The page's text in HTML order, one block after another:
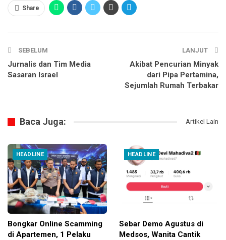
Share
SEBELUM
Jurnalis dan Tim Media
Sasaran Israel
LANJUT
Akibat Pencurian Minyak
dari Pipa Pertamina,
Sejumlah Rumah Terbakar
Baca Juga: Artikel Lain
HEADLINE
Bongkar Online Scamming
di Apartemen, 1 Pelaku
HEADLINE
Sebar Demo Agustus di
Medsos, Wanita Cantik